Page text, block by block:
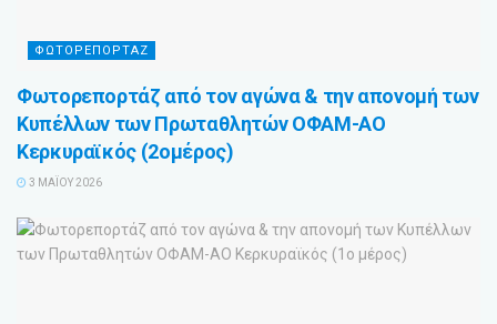
ΦΩΤΟΡΕΠΟΡΤΑΖ
Φωτορεπορτάζ από τον αγώνα & την απονομή των
Κυπέλλων των Πρωταθλητών ΟΦΑΜ-ΑΟ
Κερκυραϊκός (2ομέρος)
3 ΜΑΪ́ΟΥ 2026